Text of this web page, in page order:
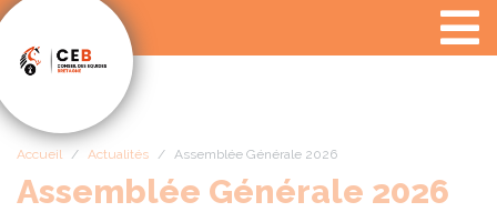
Accueil Actualités Assemblée Générale 2026
Assemblée Générale 2026
Panneau de gestion des cookies